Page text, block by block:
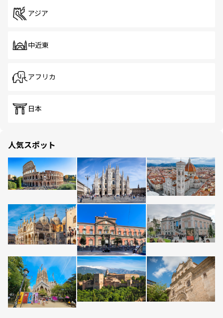
アジア
中近東
アフリカ
日本
人気スポット